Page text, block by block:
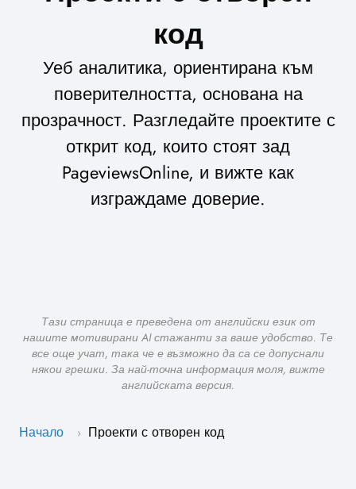
код
Уеб аналитика, ориентирана към
поверителността, основана на
прозрачност. Разгледайте проектите с
открит код, които стоят зад
PageviewsOnline, и вижте как
изграждаме доверие.
Тази страница е преведена от английски език от
нашите мотивирани AI стажанти за ваше удобство. Те
все още учат, така че е възможно да са се допуснали
някои грешки. За най-точна информация моля, вижте
английската версия.
Начало › Проекти с отворен код